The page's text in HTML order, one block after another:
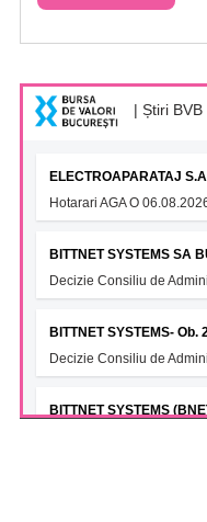
| Știri BVB
ELECTROAPARATAJ
Hotarari AGA O
BITTNET SYSTEMS SA
Decizie Consiliu de
BITTNET SYSTEMS- Ob.
Decizie Consiliu de
BITTNET SYSTEMS